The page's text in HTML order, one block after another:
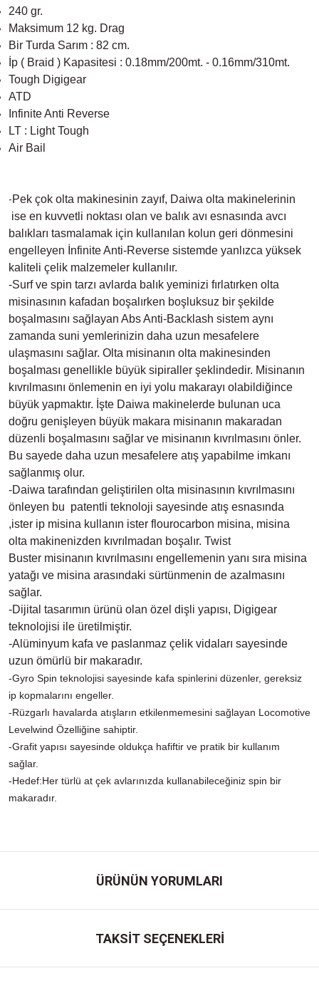
240 gr.
Maksimum 12 kg. Drag
Bir Turda Sarım : 82 cm.
İp ( Braid ) Kapasitesi : 0.18mm/200mt. - 0.16mm/310mt.
Tough Digigear
ATD
Infinite Anti Reverse
LT : Light Tough
Air Bail
-Pek çok olta makinesinin zayıf, Daiwa olta makinelerinin
ise en kuvvetli noktası olan ve balık avı esnasında avcı
balıkları tasmalamak için kullanılan kolun geri dönmesini
engelleyen İnfinite Anti-Reverse sistemde yanlızca yüksek
kaliteli çelik malzemeler kullanılır.
-Surf ve spin tarzı avlarda balık yeminizi fırlatırken olta
misinasının kafadan boşalırken boşluksuz bir şekilde
boşalmasını sağlayan Abs Anti-Backlash sistem aynı
zamanda suni yemlerinizin daha uzun mesafelere
ulaşmasını sağlar. Olta misinanın olta makinesinden
boşalması genellikle büyük sipiraller şeklindedir. Misinanın
kıvrılmasını önlemenin en iyi yolu makarayı olabildiğince
büyük yapmaktır. İşte Daiwa makinelerde bulunan uca
doğru genişleyen büyük makara misinanın makaradan
düzenli boşalmasını sağlar ve misinanın kıvrılmasını önler.
Bu sayede daha uzun mesafelere atış yapabilme imkanı
sağlanmış olur.
-Daiwa tarafından geliştirilen olta misinasının kıvrılmasını
önleyen bu patentli teknoloji sayesinde atış esnasında
,ister ip misina kullanın ister flourocarbon misina, misina
olta makinenizden kıvrılmadan boşalır. Twist
Buster misinanın kıvrılmasını engellemenin yanı sıra misina
yatağı ve misina arasındaki sürtünmenin de azalmasını
sağlar.
-Dijital tasarımın ürünü olan özel dişli yapısı, Digigear
teknolojisi ile üretilmiştir.
-Alüminyum kafa ve paslanmaz çelik vidaları sayesinde
uzun ömürlü bir makaradır.
-Gyro Spin teknolojisi sayesinde kafa spinlerini düzenler, gereksiz
ip kopmalarını engeller.
-Rüzgarlı havalarda atışların etkilenmemesini sağlayan Locomotive
Levelwind Özelliğine sahiptir.
-Grafit yapısı sayesinde oldukça hafiftir ve pratik bir kullanım
sağlar.
-Hedef:Her türlü at çek avlarınızda kullanabileceğiniz spin bir
makaradır.
ÜRÜNÜN YORUMLARI
TAKSİT SEÇENEKLERİ